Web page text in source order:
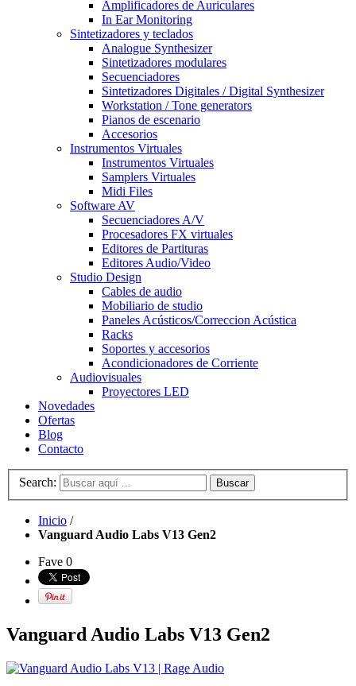
Amplificadores de Auriculares
In Ear Monitoring
Sintetizadores y teclados
Analogue Synthesizer
Sintetizadores modulares
Secuenciadores
Sintetizadores Digitales / Digital Synthesizer
Workstation / Tone generators
Pianos de escenario
Accesorios
Instrumentos Virtuales
Instrumentos Virtuales
Samplers Virtuales
Midi Files
Software AV
Secuenciadores A/V
Procesadores FX virtuales
Editores de Partituras
Editores Audio/Video
Studio Design
Cables de audio
Mobiliario de studio
Paneles Acústicos/Correccion Acústica
Racks
Soportes y accesorios
Acondicionadores de Corriente
Audiovisuales
Proyectores LED
Novedades
Ofertas
Blog
Contacto
Search: Buscar
Inicio /
Vanguard Audio Labs V13 Gen2
Fave 0
Vanguard Audio Labs V13 Gen2